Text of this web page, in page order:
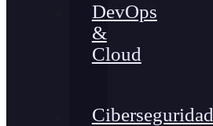
DevOps
&
Cloud
Ciberseguridad